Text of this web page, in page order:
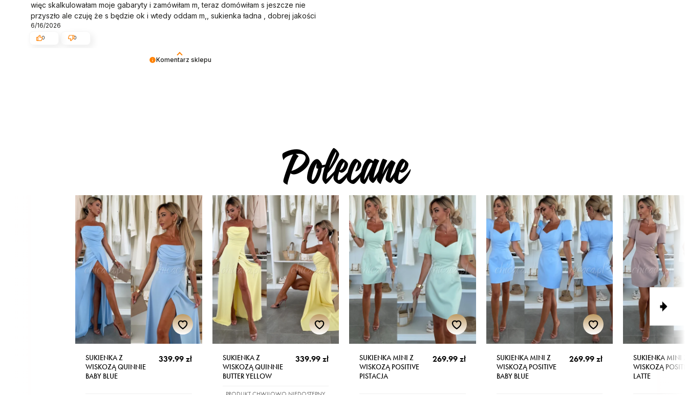
Komentarz sklepu
więc skalkulowałam moje gabaryty i zamówiłam m, teraz domówiłam s jeszcze nie
przyszło ale czuję że s będzie ok i wtedy oddam m,, sukienka ładna , dobrej jakości
6/16/2026
0 0
Polecane
SUKIENKA Z
WISKOZĄ QUINNIE
BABY BLUE
339.99 zł
SUKIENKA Z
WISKOZĄ QUINNIE
BUTTER YELLOW
339.99 zł
SUKIENKA MINI Z
WISKOZĄ POSITIVE
PISTACJA
269.99 zł
SUKIENKA MINI Z
WISKOZĄ POSITIVE
BABY BLUE
269.99 zł
SUKIENKA MINI Z
WISKOZĄ
LATTE